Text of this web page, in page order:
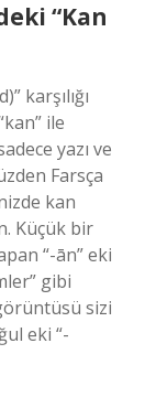
“Kan
karşılığı
Farsça
kan
Küçük bir
“-ān” eki
sizi
eki “-